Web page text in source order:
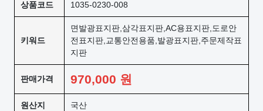
상품코드 1035-0230-008
키워드
면발광표지판,삼각표지판,AC용표지판,도로안
전표지판,교통안전용품,발광표지판,주문제작표
지판
판매가격 970,000 원
원산지 국산